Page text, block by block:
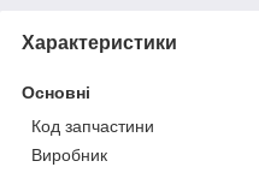
Характеристики
Основні
Код запчастини
Виробник